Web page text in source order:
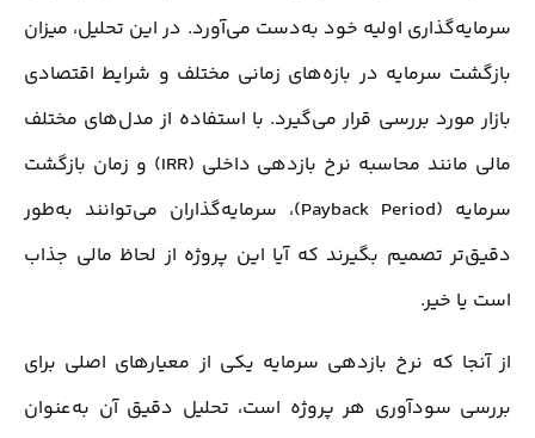
سرمایه‌گذاری اولیه خود به‌دست می‌آورد. در این تحلیل، میزان
بازگشت سرمایه در بازه‌های زمانی مختلف و شرایط اقتصادی
بازار مورد بررسی قرار می‌گیرد. با استفاده از مدل‌های مختلف
مالی مانند محاسبه نرخ بازدهی داخلی (IRR) و زمان بازگشت
سرمایه (Payback Period)، سرمایه‌گذاران می‌توانند به‌طور
دقیق‌تر تصمیم بگیرند که آیا این پروژه از لحاظ مالی جذاب
است یا خیر.
از آنجا که نرخ بازدهی سرمایه یکی از معیارهای اصلی برای
بررسی سودآوری هر پروژه است، تحلیل دقیق آن به‌عنوان